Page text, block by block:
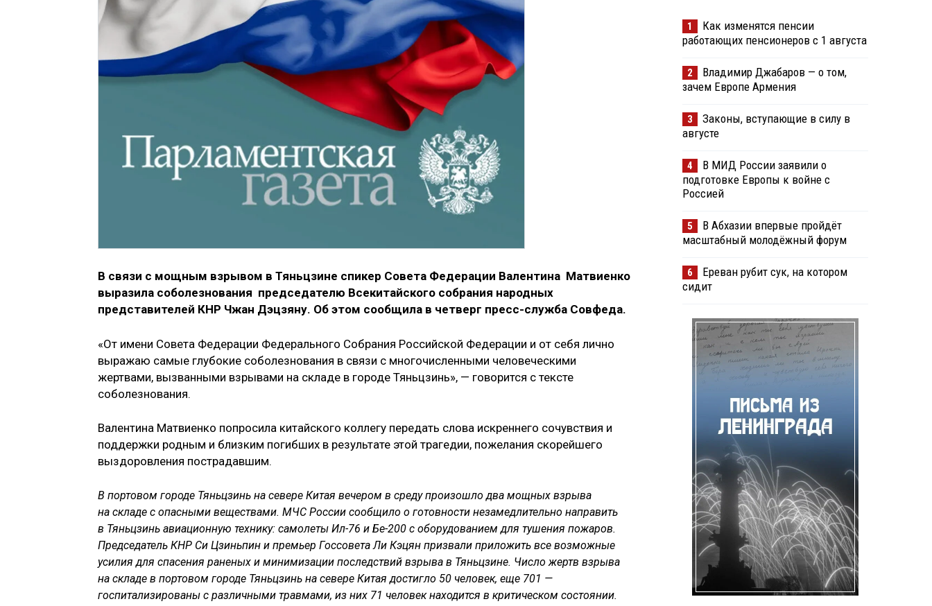
В связи с мощным взрывом в Тяньцзине спикер Совета Федерации Валентина Матвиенко
выразила соболезнования председателю Всекитайского собрания народных
представителей КНР Чжан Дэцзяну. Об этом сообщила в четверг пресс-служба Совфеда.
«От имени Совета Федерации Федерального Собрания Российской Федерации и от себя лично
выражаю самые глубокие соболезнования в связи с многочисленными человеческими
жертвами, вызванными взрывами на складе в городе Тяньцзинь», — говорится с тексте
соболезнования.
Валентина Матвиенко попросила китайского коллегу передать слова искреннего сочувствия и
поддержки родным и близким погибших в результате этой трагедии, пожелания скорейшего
выздоровления пострадавшим.
В портовом городе Тяньцзинь на севере Китая вечером в среду произошло два мощных взрыва
на складе с опасными веществами. МЧС России сообщило о готовности незамедлительно направить
в Тяньцзинь авиационную технику: самолеты Ил-76 и Бе-200 с оборудованием для тушения пожаров.
Председатель КНР Си Цзиньпин и премьер Госсовета Ли Кэцян призвали приложить все возможные
усилия для спасения раненых и минимизации последствий взрыва в Тяньцзине. Число жертв взрыва
на складе в портовом городе Тяньцзинь на севере Китая достигло 50 человек, еще 701 —
госпитализированы с различными травмами, из них 71 человек находится в критическом состоянии.
1
Как изменятся пенсии
работающих пенсионеров с 1 августа
2
Владимир Джабаров — о том,
зачем Европе Армения
3
Законы, вступающие в силу в
августе
4
В МИД России заявили о
подготовке Европы к войне с
Россией
5
В Абхазии впервые пройдёт
масштабный молодёжный форум
6
Ереван рубит сук, на котором
сидит